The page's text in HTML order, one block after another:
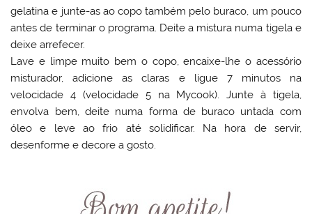
gelatina e junte-as ao copo também pelo buraco, um pouco
antes de terminar o programa. Deite a mistura numa tigela e
deixe arrefecer.
Lave e limpe muito bem o copo, encaixe-lhe o acessório
misturador, adicione as claras e ligue 7 minutos na
velocidade 4 (velocidade 5 na Mycook). Junte à tigela,
envolva bem, deite numa forma de buraco untada com
óleo e leve ao frio até solidificar. Na hora de servir,
desenforme e decore a gosto.